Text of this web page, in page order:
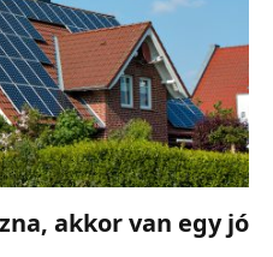
akkor van egy jó